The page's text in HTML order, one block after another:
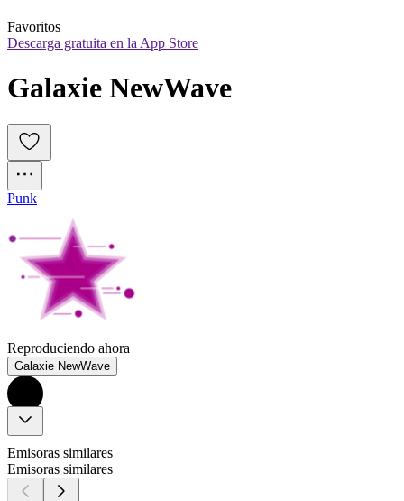
Favoritos
Descarga gratuita en la App Store
Galaxie NewWave
Punk
Reproduciendo ahora
Galaxie NewWave
Emisoras similares
Emisoras similares